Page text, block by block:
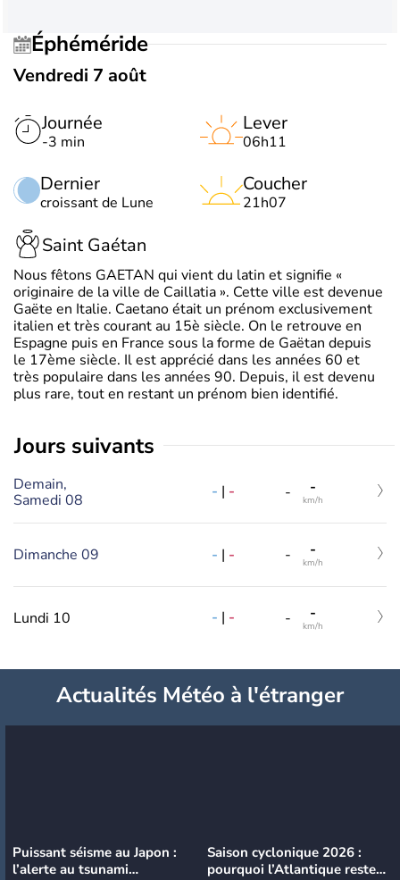
Éphéméride
Vendredi 7 août
Journée
-3 min
Dernier
croissant de Lune
Lever
06h11
Coucher
21h07
Saint Gaétan
Nous fêtons GAETAN qui vient du latin et signifie «
originaire de la ville de Caillatia ». Cette ville est devenue
Gaëte en Italie. Caetano était un prénom exclusivement
italien et très courant au 15è siècle. On le retrouve en
Espagne puis en France sous la forme de Gaëtan depuis
le 17ème siècle. Il est apprécié dans les années 60 et
très populaire dans les années 90. Depuis, il est devenu
plus rare, tout en restant un prénom bien identifié.
jours suivants
Demain,
Samedi 08
- | - - -
km/h
Dimanche 09 - | - - -
km/h
Lundi 10 - | - - -
km/h
Actualités Météo à l'étranger
Puissant séisme au Japon :
l’alerte au tsunami
Saison cyclonique 2026 :
pourquoi l’Atlantique reste